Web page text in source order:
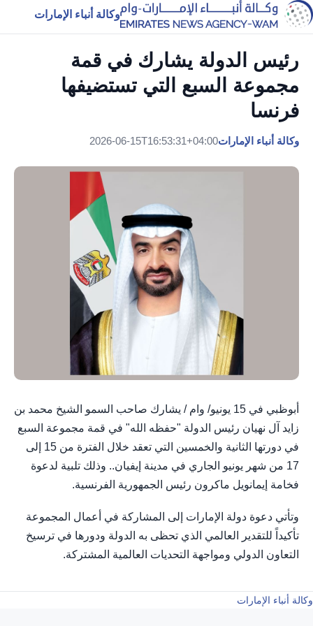
وكالة أنباء الإمارات
رئيس الدولة يشارك في قمة
مجموعة السبع التي تستضيفها
فرنسا
وكالة أنباء الإمارات2026-06-15T16:53:31+04:00
أبوظبي في 15 يونيو/ وام / يشارك صاحب السمو الشيخ محمد بن
زايد آل نهيان رئيس الدولة "حفظه الله" في قمة مجموعة السبع
في دورتها الثانية والخمسين التي تعقد خلال الفترة من 15 إلى
17 من شهر يونيو الجاري في مدينة إيفيان.. وذلك تلبية لدعوة
فخامة إيمانويل ماكرون رئيس الجمهورية الفرنسية.
وتأتي دعوة دولة الإمارات إلى المشاركة في أعمال المجموعة
تأكيداً للتقدير العالمي الذي تحظى به الدولة ودورها في ترسيخ
التعاون الدولي ومواجهة التحديات العالمية المشتركة.
وكالة أنباء الإمارات